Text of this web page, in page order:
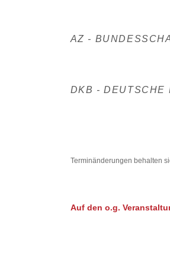
AZ -
DKB - DEUTSCHE
Terminänderungen behalten
Auf den o.g.